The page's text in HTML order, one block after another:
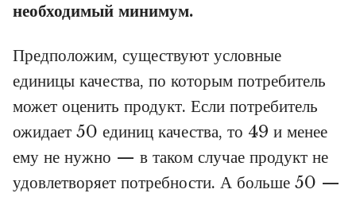
необходимый минимум.
Предположим, существуют условные
единицы качества, по которым потребитель
может оценить продукт. Если потребитель
ожидает 50 единиц качества, то 49 и менее
ему не нужно — в таком случае продукт не
удовлетворяет потребности. А больше 50 —